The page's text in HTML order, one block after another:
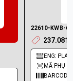
22610-KWB-
237.081
ENG:
MÃ PHỤ